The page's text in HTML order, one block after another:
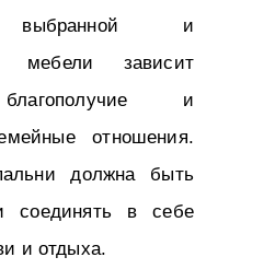
выбранной и
мебели зависит
и
отношения.
должна быть
соединять в себе
и отдыха.